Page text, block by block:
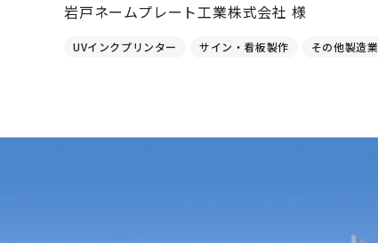
岩戸ネームプレート工業株式会社 様
UVインクプリンター サイン・看板製作 その他製造業